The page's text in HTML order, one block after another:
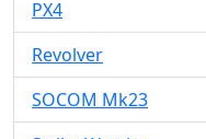
PX4
Revolver
SOCOM Mk23